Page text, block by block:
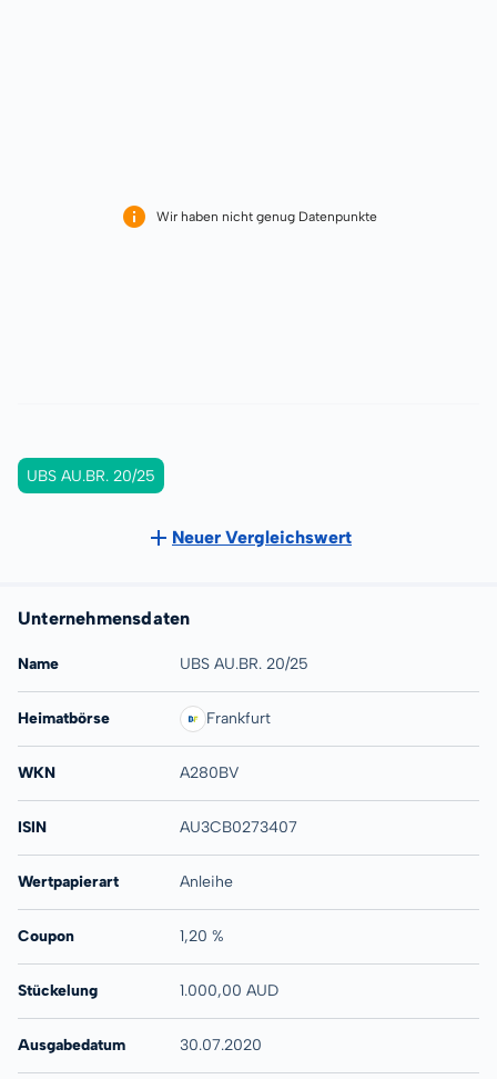
Wir haben nicht genug Datenpunkte
UBS AU.BR. 20/25
Neuer Vergleichswert
Unternehmensdaten
Name UBS AU.BR. 20/25
Heimatbörse Frankfurt
WKN A280BV
ISIN AU3CB0273407
Wertpapierart Anleihe
Coupon 1,20 %
Stückelung 1.000,00 AUD
Ausgabedatum 30.07.2020